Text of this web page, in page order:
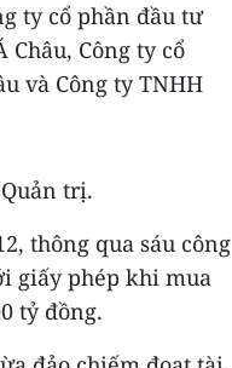
ty cổ phần đầu tư
Công ty cổ
và Công ty TNHH
trị.
thông qua sáu công
giấy phép khi mua
tỷ đồng.